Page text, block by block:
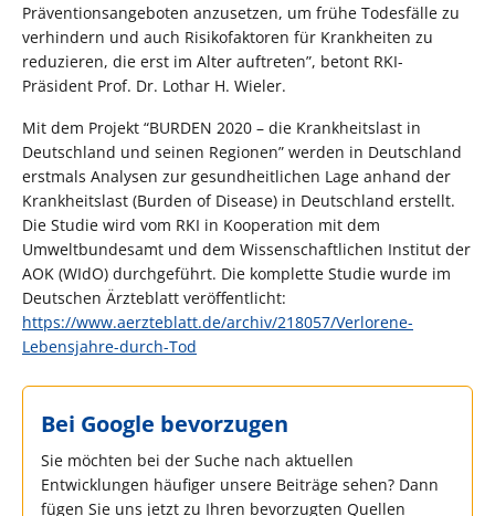
Präventionsangeboten anzusetzen, um frühe Todesfälle zu
verhindern und auch Risikofaktoren für Krankheiten zu
reduzieren, die erst im Alter auftreten”, betont RKI-
Präsident Prof. Dr. Lothar H. Wieler.
Mit dem Projekt “BURDEN 2020 – die Krankheitslast in
Deutschland und seinen Regionen” werden in Deutschland
erstmals Analysen zur gesundheitlichen Lage anhand der
Krankheitslast (Burden of Disease) in Deutschland erstellt.
Die Studie wird vom RKI in Kooperation mit dem
Umweltbundesamt und dem Wissenschaftlichen Institut der
AOK (WIdO) durchgeführt. Die komplette Studie wurde im
Deutschen Ärzteblatt veröffentlicht:
https://www.aerzteblatt.de/archiv/218057/Verlorene-
Lebensjahre-durch-Tod
Bei Google bevorzugen
Sie möchten bei der Suche nach aktuellen
Entwicklungen häufiger unsere Beiträge sehen? Dann
fügen Sie uns jetzt zu Ihren bevorzugten Quellen